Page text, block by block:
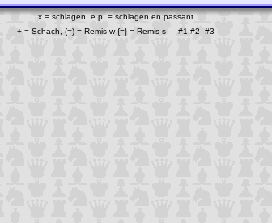
x = schlagen, e.p. = schlagen en passant
+ = Schach, (=) = Remis w {=} = Remis s #1 #2-#3